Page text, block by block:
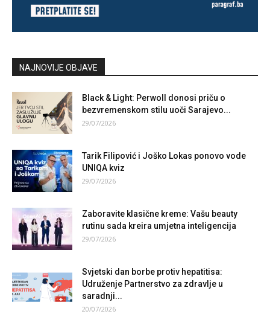
NAJNOVIJE OBJAVE
Black & Light: Perwoll donosi priču o
bezvremenskom stilu uoči Sarajevo...
29/07/2026
Tarik Filipović i Joško Lokas ponovo vode
UNIQA kviz
29/07/2026
Zaboravite klasične kreme: Vašu beauty
rutinu sada kreira umjetna inteligencija
29/07/2026
Svjetski dan borbe protiv hepatitisa:
Udruženje Partnerstvo za zdravlje u
saradnji...
20/07/2026